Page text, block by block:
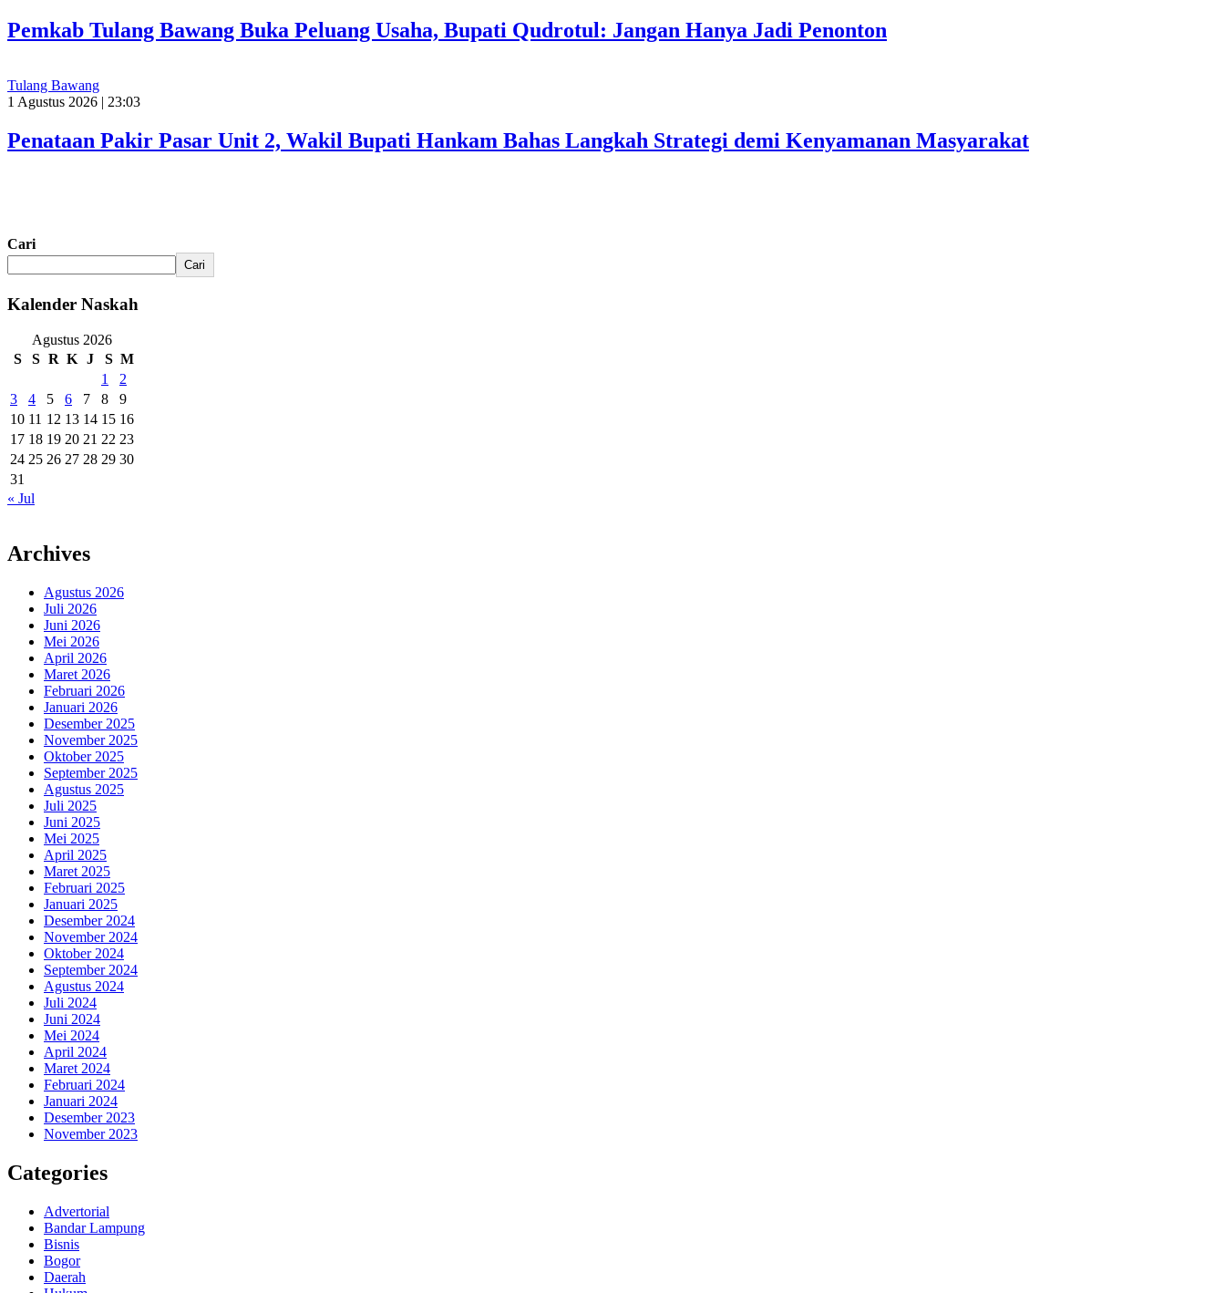
Pemkab Tulang Bawang Buka Peluang Usaha, Bupati Qudrotul: Jangan Hanya Jadi Penonton
Tulang Bawang
1 Agustus 2026 | 23:03
Penataan Pakir Pasar Unit 2, Wakil Bupati Hankam Bahas Langkah Strategi demi Kenyamanan Masyarakat
Cari
Cari
Kalender Naskah
Agustus 2026
S
S R K J S M
1
2
3
4 5 6 7 8
9
10 11 12 13 14 15 16
17 18 19 20 21 22 23
24 25 26 27 28 29 30
31
« Jul
Archives
Agustus 2026
Juli 2026
Juni 2026
Mei 2026
April 2026
Maret 2026
Februari 2026
Januari 2026
Desember 2025
November 2025
Oktober 2025
September 2025
Agustus 2025
Juli 2025
Juni 2025
Mei 2025
April 2025
Maret 2025
Februari 2025
Januari 2025
Desember 2024
November 2024
Oktober 2024
September 2024
Agustus 2024
Juli 2024
Juni 2024
Mei 2024
April 2024
Maret 2024
Februari 2024
Januari 2024
Desember 2023
November 2023
Categories
Advertorial
Bandar Lampung
Bisnis
Bogor
Daerah